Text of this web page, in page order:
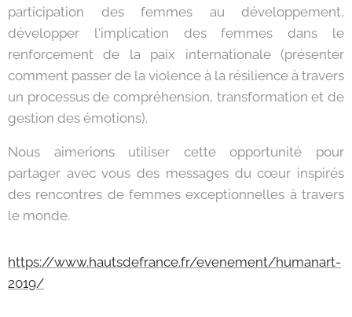
participation des femmes au développement,
développer l'implication des femmes dans le
renforcement de la paix internationale (présenter
comment passer de la violence à la résilience à travers
un processus de compréhension, transformation et de
gestion des émotions).
Nous aimerions utiliser cette opportunité pour
partager avec vous des messages du cœur inspirés
des rencontres de femmes exceptionnelles à travers
le monde.
https://www.hautsdefrance.fr/evenement/humanart-
2019/